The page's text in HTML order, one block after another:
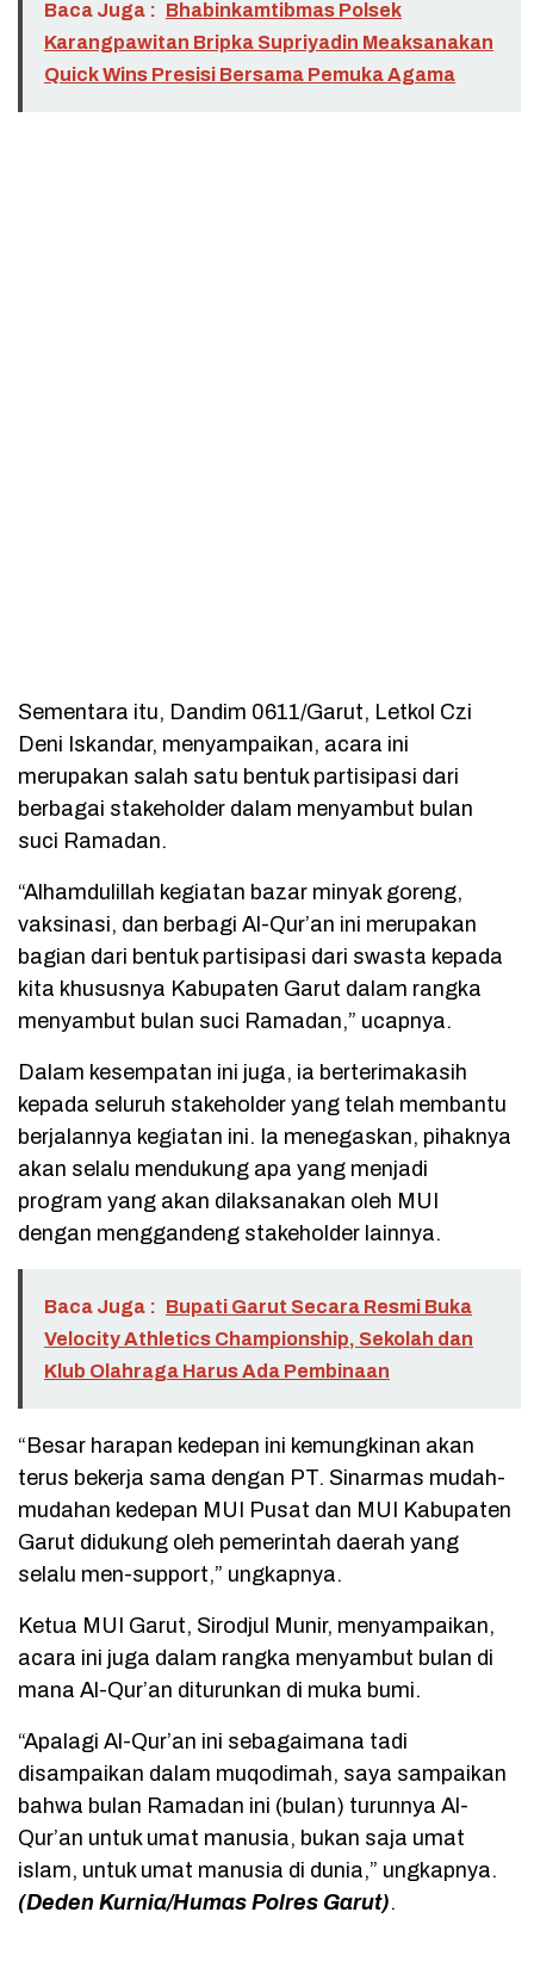
Baca Juga : Bhabinkamtibmas Polsek
Karangpawitan Bripka Supriyadin Meaksanakan
Quick Wins Presisi Bersama Pemuka Agama
Sementara itu, Dandim 0611/Garut, Letkol Czi
Deni Iskandar, menyampaikan, acara ini
merupakan salah satu bentuk partisipasi dari
berbagai stakeholder dalam menyambut bulan
suci Ramadan.
“Alhamdulillah kegiatan bazar minyak goreng,
vaksinasi, dan berbagi Al-Qur’an ini merupakan
bagian dari bentuk partisipasi dari swasta kepada
kita khususnya Kabupaten Garut dalam rangka
menyambut bulan suci Ramadan,” ucapnya.
Dalam kesempatan ini juga, ia berterimakasih
kepada seluruh stakeholder yang telah membantu
berjalannya kegiatan ini. Ia menegaskan, pihaknya
akan selalu mendukung apa yang menjadi
program yang akan dilaksanakan oleh MUI
dengan menggandeng stakeholder lainnya.
Baca Juga : Bupati Garut Secara Resmi Buka
Velocity Athletics Championship, Sekolah dan
Klub Olahraga Harus Ada Pembinaan
“Besar harapan kedepan ini kemungkinan akan
terus bekerja sama dengan PT. Sinarmas mudah-
mudahan kedepan MUI Pusat dan MUI Kabupaten
Garut didukung oleh pemerintah daerah yang
selalu men-support,” ungkapnya.
Ketua MUI Garut, Sirodjul Munir, menyampaikan,
acara ini juga dalam rangka menyambut bulan di
mana Al-Qur’an diturunkan di muka bumi.
“Apalagi Al-Qur’an ini sebagaimana tadi
disampaikan dalam muqodimah, saya sampaikan
bahwa bulan Ramadan ini (bulan) turunnya Al-
Qur’an untuk umat manusia, bukan saja umat
islam, untuk umat manusia di dunia,” ungkapnya.
(Deden Kurnia/Humas Polres Garut).